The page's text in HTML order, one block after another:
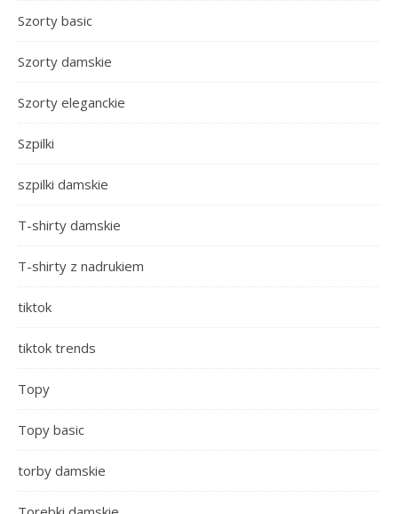
Szorty basic
Szorty damskie
Szorty eleganckie
Szpilki
szpilki damskie
T-shirty damskie
T-shirty z nadrukiem
tiktok
tiktok trends
Topy
Topy basic
torby damskie